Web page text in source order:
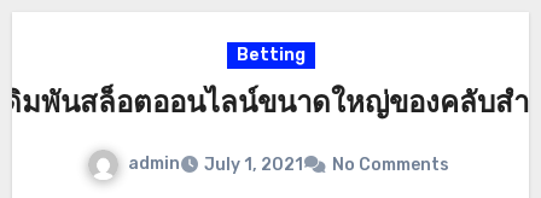
Betting
ดิมพันสล็อตออนไลน์ขนาดใหญ่ของคลับสำ
admin July 1, 2021 No Comments